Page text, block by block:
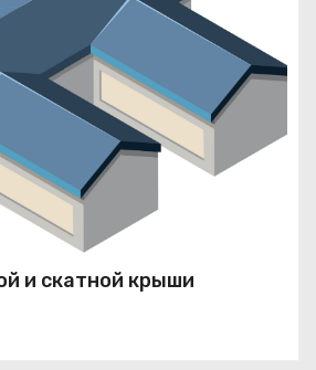
и скатной крыши